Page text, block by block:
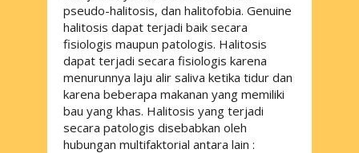
pseudo-halitosis, dan halitofobia. Genuine
halitosis dapat terjadi baik secara
fisiologis maupun patologis. Halitosis
dapat terjadi secara fisiologis karena
menurunnya laju alir saliva ketika tidur dan
karena beberapa makanan yang memiliki
bau yang khas. Halitosis yang terjadi
secara patologis disebabkan oleh
hubungan multifaktorial antara lain :